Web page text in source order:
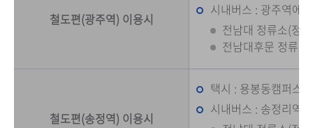
철도편(광주역) 이용시
시내버스 : 광주역에
전남대 정류소(정
전남대후문 정류
철도편(송정역) 이용시
택시 : 용봉동캠퍼스
시내버스 : 송정리역